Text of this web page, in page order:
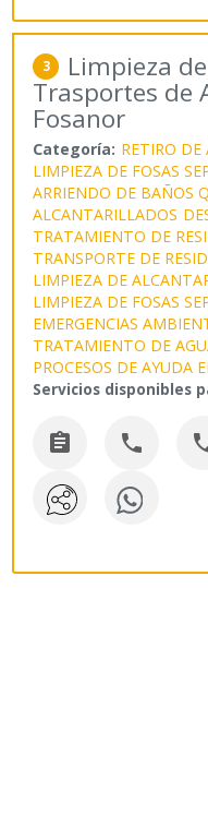
3 Limpieza
Trasportes de
Fosanor
Categoría: RETIRO DE
LIMPIEZA DE FOSAS
ARRIENDO DE BAÑOS
ALCANTARILLADOS
TRATAMIENTO DE
TRANSPORTE DE
LIMPIEZA DE
LIMPIEZA DE FOSAS
EMERGENCIAS
TRATAMIENTO DE
PROCESOS DE AYUDA
Servicios disponibles
 